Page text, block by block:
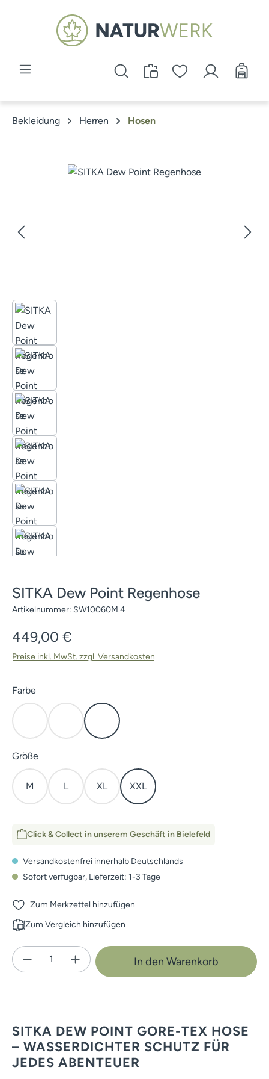
Zum Hauptinhalt springen
Bekleidung Herren Hosen
Bildergalerie überspringen
SITKA Dew Point Regenhose
Artikelnummer: SW10060M.4
Regulärer Preis:
449,00 €
Preise inkl. MwSt. zzgl. Versandkosten
Farbeauswählen
Open Country
Subalpine Cover
Größeauswählen
M L XL XXL
Click & Collect in unserem Geschäft in Bielefeld
Versandkostenfrei innerhalb Deutschlands
Sofort verfügbar, Lieferzeit: 1-3 Tage
Zum Merkzettel hinzufügen
Zum Vergleich hinzufügen
Produkt Anzahl: Gib den gewünschten
In den Warenkorb
SITKA DEW POINT GORE-TEX HOSE
– WASSERDICHTER SCHUTZ FÜR
JEDES ABENTEUER